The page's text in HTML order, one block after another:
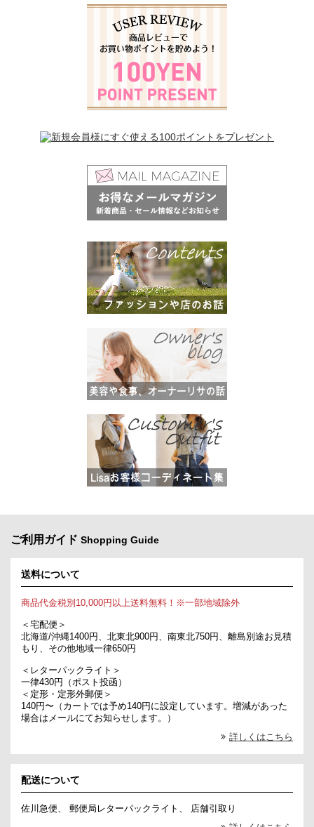
ご利用ガイド Shopping Guide
送料について
商品代金税別10,000円以上送料無料！※一部地域除外
＜宅配便＞
北海道/沖縄1400円、北東北900円、南東北750円、離島別途お見積
もり、その他地域一律650円
＜レターパックライト＞
一律430円（ポスト投函）
＜定形・定形外郵便＞
140円〜（カートでは予め140円に設定しています。増減があった
場合はメールにてお知らせします。）
詳しくはこちら
配送について
佐川急便、 郵便局レターパックライト、 店舗引取り